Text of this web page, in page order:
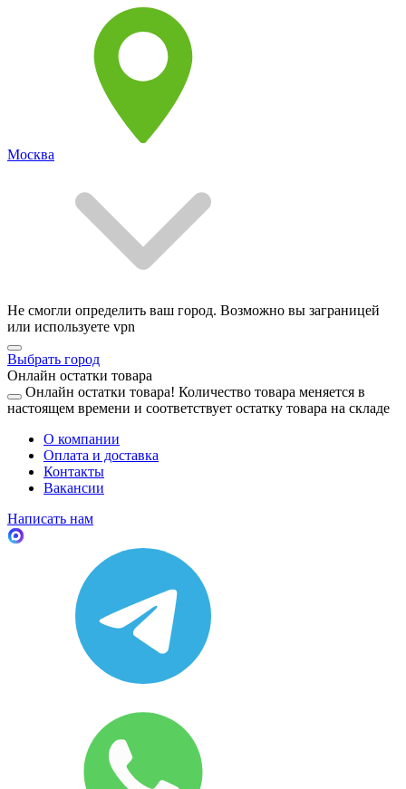
Москва
Не смогли определить ваш город. Возможно вы заграницей
или используете vpn
Выбрать город
Онлайн остатки товара
Онлайн остатки товара! Количество товара меняется в
настоящем времени и соответствует остатку товара на складе
О компании
Оплата и доставка
Контакты
Вакансии
Написать нам